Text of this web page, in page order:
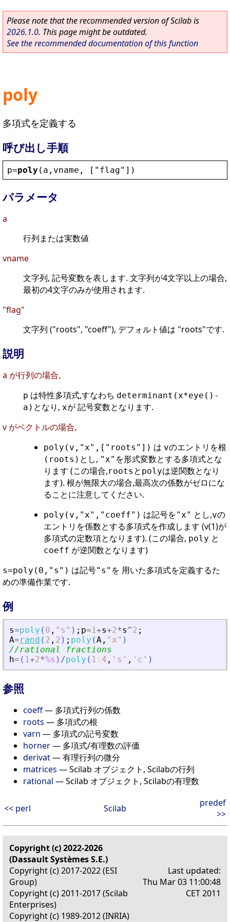
Please note that the recommended version of Scilab is
2026.1.0. This page might be outdated.
See the recommended documentation of this function
poly
多項式を定義する
呼び出し手順
p=poly ( a , vname , [ " flag" ])
パラメータ
a
行列または実数値
vname
文字列, 記号変数を表します. 文字列が4文字以上の場合,
最初の4文字のみが使用されます.
"flag"
文字列 ("roots", "coeff"), デフォルト値は "roots"です.
説明
a が行列の場合,
p は特性多項式,すなわち determinant(x*eye()-
a) となり, xが 記号変数となります.
v がベクトルの場合,
poly(v,"x",["roots"]) は vのエントリを根
(roots) とし, "x" を形式変数とする多項式とな
ります (この場合,roots と polyは逆関数となり
ます). 根が無限大の場合,最高次の係数がゼロにな
ることに注意してください.
poly(v,"x","coeff") は記号を"x" とし,vの
エントリを係数とする多項式を作成します (v(1)が
多項式の定数項となります). (この場合, poly と
coeff が逆関数となります)
s=poly(0,"s") は記号"s" を 用いた多項式を定義するた
めの準備作業です.
例
s=poly ( 0 , " s " ) ; p=1+s+2*s^2 ;
A=rand ( 2 , 2 ) ; poly (A , " x" )
//rational fractions
h= ( 1+2*%s ) /poly ( 1 : 4 , ' s ' , ' c ' )
参照
coeff— 多項式行列の係数
roots — 多項式の根
varn — 多項式の記号変数
horner— 多項式/有理数の評価
derivat— 有理行列の微分
matrices — Scilab オブジェクト, Scilabの行列
rational — Scilab オブジェクト, Scilabの有理数
<< perl Scilab
predef
>>
Copyright (c) 2022-2026
(Dassault Systèmes S.E.)
Copyright (c) 2017-2022 (ESI
Group)
Copyright (c) 2011-2017 (Scilab
Enterprises)
Copyright (c) 1989-2012 (INRIA)
Last updated:
Thu Mar 03 11:00:48
CET 2011